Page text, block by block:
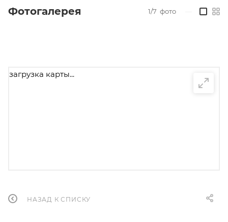
Фотогалерея 1/7 фото
загрузка карты...
НАЗАД К СПИСКУ